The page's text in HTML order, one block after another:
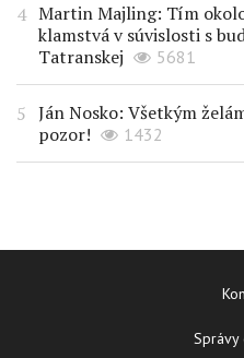
Martin Majling: Tím
klamstvá v súvislosti s
Tatranskej
5681
Ján Nosko: Všetkým
pozor!
1432
Správy